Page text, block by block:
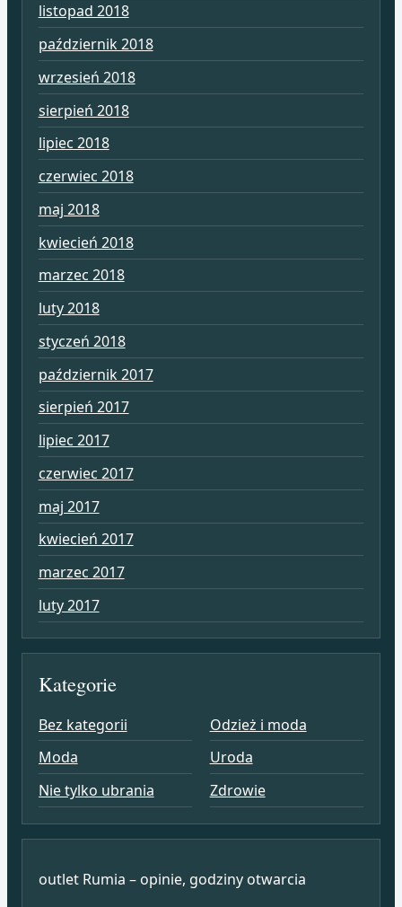
listopad 2018
październik 2018
wrzesień 2018
sierpień 2018
lipiec 2018
czerwiec 2018
maj 2018
kwiecień 2018
marzec 2018
luty 2018
styczeń 2018
październik 2017
sierpień 2017
lipiec 2017
czerwiec 2017
maj 2017
kwiecień 2017
marzec 2017
luty 2017
Kategorie
Bez kategorii
Moda
Nie tylko ubrania
Odzież i moda
Uroda
Zdrowie
outlet Rumia – opinie, godziny otwarcia